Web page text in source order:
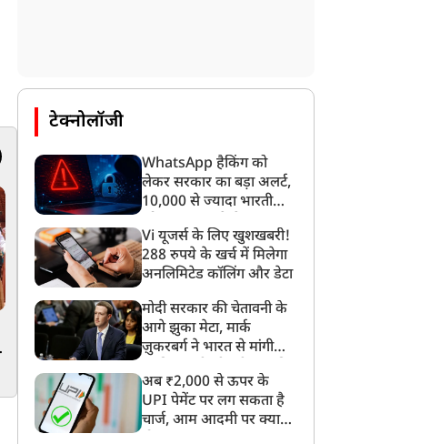
न्यूज
'CJP प्रोटेस्ट से इस मनहूस देश
में मुसलमान थोड़ी सांस ले
पाए', JNU की पूर्व प्रोफेसर के
बयान पर सोशल मीडिया पर
मचा बवाल; लोगों ने कहा-
पाकिस्तान भेजो
'भारत की पूर्वी सीमा पर बना
एक और पाकिस्तान', शेख
हसीना के बेटे साजीब जॉय ने
बांग्लादेश से सतर्क रहने को
कहा
टेक्नोलॉजी
WhatsApp हैकिंग को
लेकर सरकार का बड़ा अलर्ट,
10,000 से ज्यादा भारतीयों
गया
Vi यूजर्स के लिए खुशखबरी!
288 रुपये के खर्च में मिलेगा
अनलिमिटेड कॉलिंग और डेटा
मोदी सरकार की चेतावनी के
आगे झुका मेटा, मार्क
ज़ुकरबर्ग ने भारत से मांगी
अब ₹2,000 से ऊपर के
UPI पेमेंट पर लग सकता है
चार्ज, आम आदमी पर क्या